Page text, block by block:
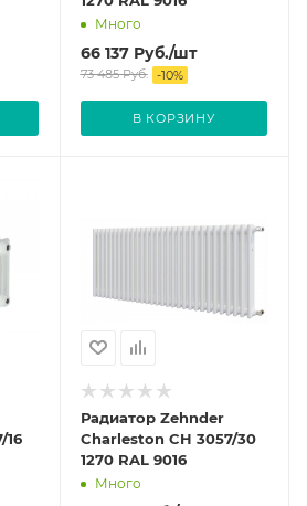
Много
66 137Руб./шт
73 485Руб. -10%
В КОРЗИНУ
16
Радиатор Zehnder
Charleston CH 3057/30
1270 RAL 9016
Много